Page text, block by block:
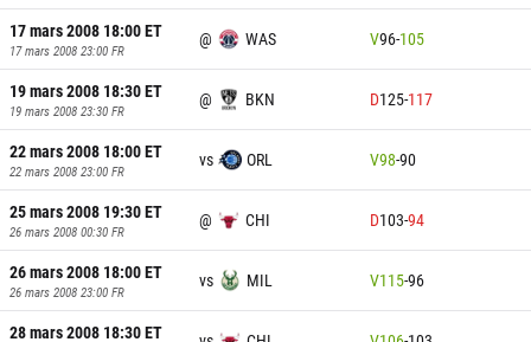
17 mars 2008 18:00ET
17 mars 2008 23:00 FR
@ WAS V96-105
19 mars 2008 18:30ET
19 mars 2008 23:30 FR
@ BKN D125-117
22 mars 2008 18:00ET
22 mars 2008 23:00 FR
vs ORL V98-90
25 mars 2008 19:30ET
26 mars 2008 00:30 FR
@ CHI D103-94
26 mars 2008 18:00ET
26 mars 2008 23:00 FR
vs MIL V115-96
28 mars 2008 18:30ET